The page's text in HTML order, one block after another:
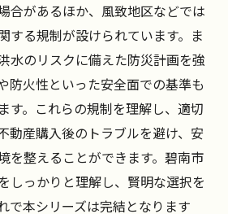
合があるほか、風致地区などでは
する規制が設けられています。ま
水のリスクに備えた防災計画を強
防火性といった安全面での基準も
す。これらの規制を理解し、適切
動産購入後のトラブルを避け、安
を整えることができます。碧南市
しっかりと理解し、賢明な選択を
で本シリーズは完結となります